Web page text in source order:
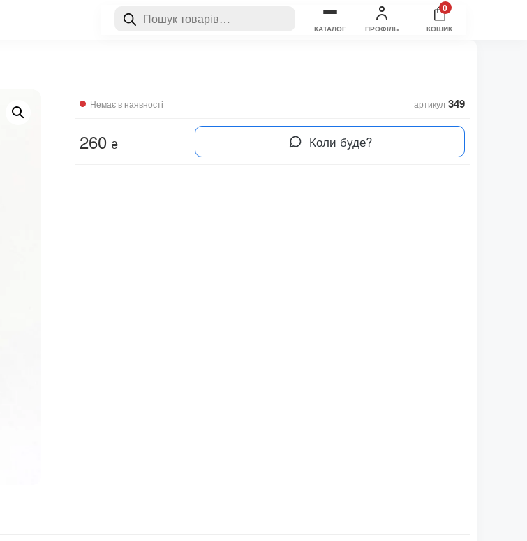
Пошук
товарів
КАТАЛОГ ПРОФІЛЬ
0
КОШИК
Немає в наявності артикул 349
260 ₴ Коли буде?